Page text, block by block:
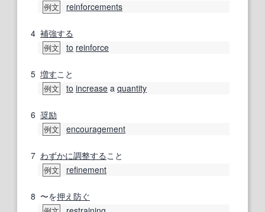
例文 reinforcements
4 補強する
例文 to reinforce
5 増すこと
例文 to increase a quantity
6 奨励
例文 encouragement
7 わずかに調整すること
例文 refinement
8 〜を押え 防ぐ